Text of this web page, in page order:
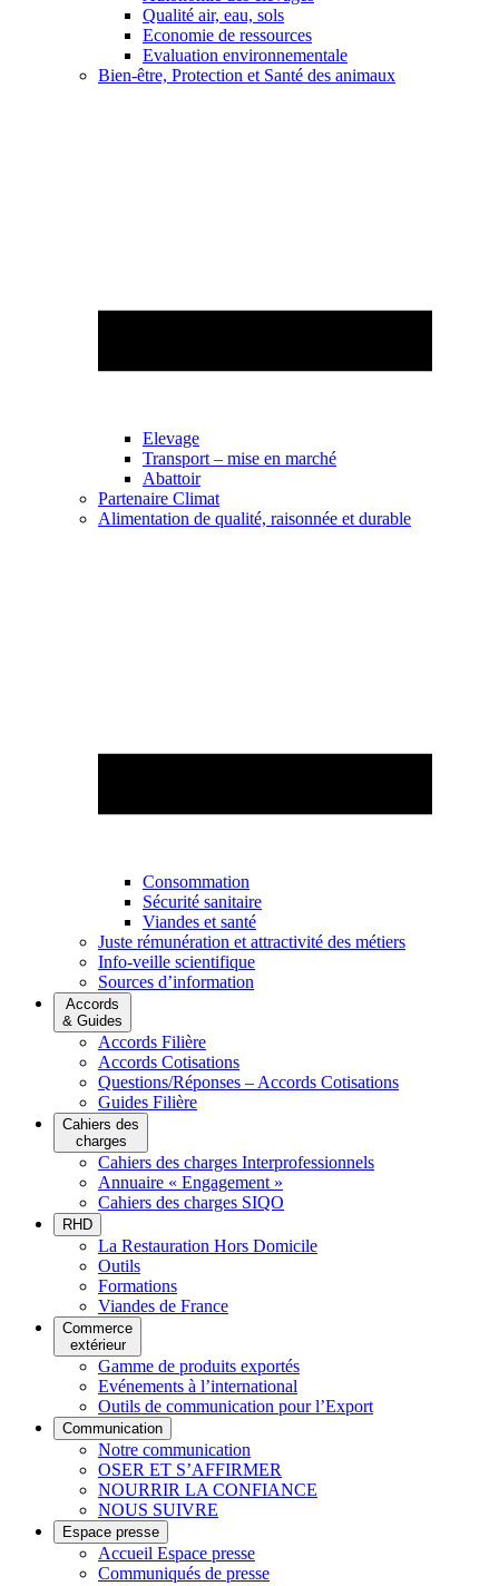
Qualité air, eau, sols
Economie de ressources
Evaluation environnementale
Bien-être, Protection et Santé des animaux
Elevage
Transport – mise en marché
Abattoir
Partenaire Climat
Alimentation de qualité, raisonnée et durable
Consommation
Sécurité sanitaire
Viandes et santé
Juste rémunération et attractivité des métiers
Info-veille scientifique
Sources d’information
Accords
& Guides
Accords Filière
Accords Cotisations
Questions/Réponses – Accords Cotisations
Guides Filière
Cahiers des
charges
Cahiers des charges Interprofessionnels
Annuaire « Engagement »
Cahiers des charges SIQO
RHD
La Restauration Hors Domicile
Outils
Formations
Viandes de France
Commerce
extérieur
Gamme de produits exportés
Evénements à l’international
Outils de communication pour l’Export
Communication
Notre communication
OSER ET S’AFFIRMER
NOURRIR LA CONFIANCE
NOUS SUIVRE
Espace presse
Accueil Espace presse
Communiqués de presse